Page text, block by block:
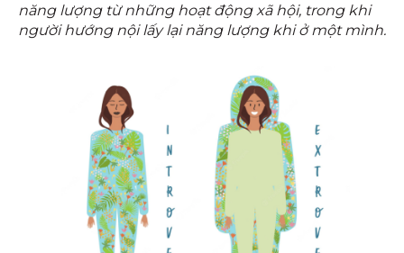
năng lượng từ những hoạt động xã hội, trong khi
người hướng nội lấy lại năng lượng khi ở một mình.